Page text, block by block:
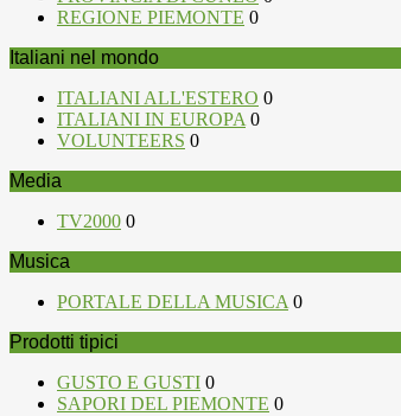
REGIONE PIEMONTE 0
Italiani nel mondo
ITALIANI ALL'ESTERO 0
ITALIANI IN EUROPA 0
VOLUNTEERS 0
Media
TV2000 0
Musica
PORTALE DELLA MUSICA 0
Prodotti tipici
GUSTO E GUSTI 0
SAPORI DEL PIEMONTE 0